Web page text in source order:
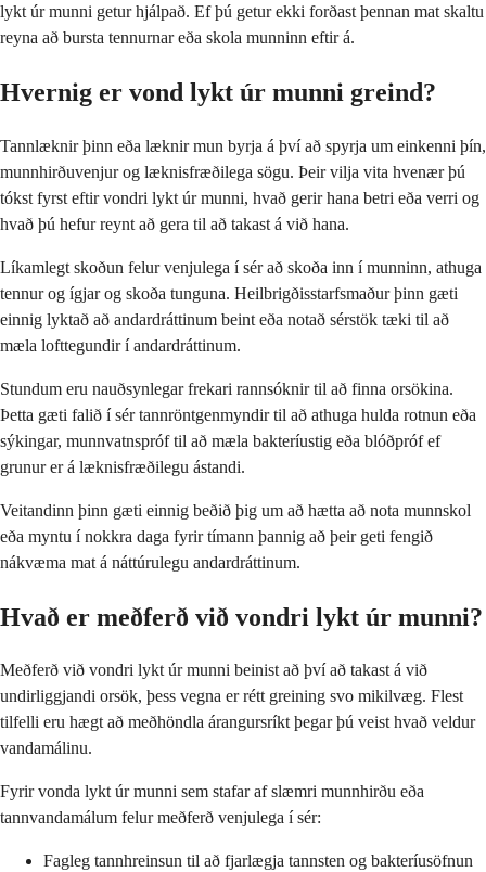
lykt úr munni getur hjálpað. Ef þú getur ekki forðast þennan mat skaltu
reyna að bursta tennurnar eða skola munninn eftir á.
Hvernig er vond lykt úr munni greind?
Tannlæknir þinn eða læknir mun byrja á því að spyrja um einkenni þín,
munnhirðuvenjur og læknisfræðilega sögu. Þeir vilja vita hvenær þú
tókst fyrst eftir vondri lykt úr munni, hvað gerir hana betri eða verri og
hvað þú hefur reynt að gera til að takast á við hana.
Líkamlegt skoðun felur venjulega í sér að skoða inn í munninn, athuga
tennur og ígjar og skoða tunguna. Heilbrigðisstarfsmaður þinn gæti
einnig lyktað að andardráttinum beint eða notað sérstök tæki til að
mæla lofttegundir í andardráttinum.
Stundum eru nauðsynlegar frekari rannsóknir til að finna orsökina.
Þetta gæti falið í sér tannröntgenmyndir til að athuga hulda rotnun eða
sýkingar, munnvatnspróf til að mæla bakteríustig eða blóðpróf ef
grunur er á læknisfræðilegu ástandi.
Veitandinn þinn gæti einnig beðið þig um að hætta að nota munnskol
eða myntu í nokkra daga fyrir tímann þannig að þeir geti fengið
nákvæma mat á náttúrulegu andardráttinum.
Hvað er meðferð við vondri lykt úr munni?
Meðferð við vondri lykt úr munni beinist að því að takast á við
undirliggjandi orsök, þess vegna er rétt greining svo mikilvæg. Flest
tilfelli eru hægt að meðhöndla árangursríkt þegar þú veist hvað veldur
vandamálinu.
Fyrir vonda lykt úr munni sem stafar af slæmri munnhirðu eða
tannvandamálum felur meðferð venjulega í sér:
Fagleg tannhreinsun til að fjarlægja tannsten og bakteríusöfnun